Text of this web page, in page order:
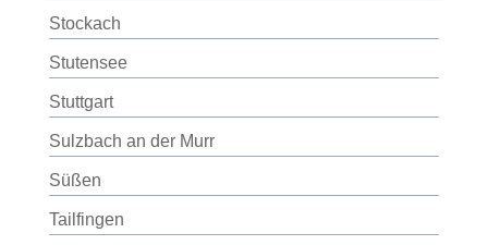
Stockach
Stutensee
Stuttgart
Sulzbach an der Murr
Süßen
Tailfingen